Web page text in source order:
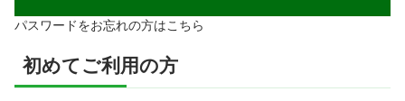
パスワードをお忘れの方はこちら
初めてご利用の方